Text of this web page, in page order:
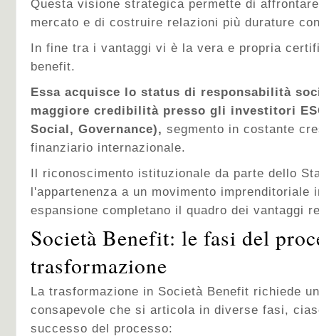
Questa visione strategica permette di
mercato e di costruire relazioni più durature
In fine tra i vantaggi vi è la vera e propria
benefit.
Essa acquisce lo status di responsabilità
maggiore credibilità presso gli investitori
Social, Governance), segmento in costante
finanziario internazionale.
Il riconoscimento istituzionale da parte dello
l'appartenenza a un movimento imprenditoriale
espansione completano il quadro dei vantaggi
Società Benefit: le fasi del
trasformazione
La trasformazione in Società Benefit richiede
consapevole che si articola in diverse fasi,
successo del processo: